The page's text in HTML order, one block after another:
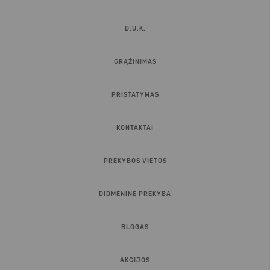
D.U.K.
GRĄŽINIMAS
PRISTATYMAS
KONTAKTAI
PREKYBOS VIETOS
DIDMENINĖ PREKYBA
BLOGAS
AKCIJOS